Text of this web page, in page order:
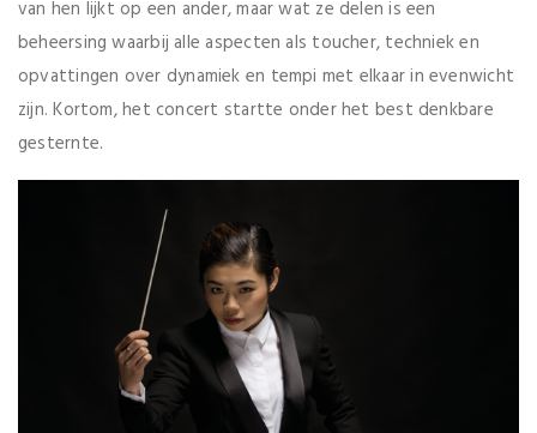
van hen lijkt op een ander, maar wat ze delen is een
beheersing waarbij alle aspecten als toucher, techniek en
opvattingen over dynamiek en tempi met elkaar in evenwicht
zijn. Kortom, het concert startte onder het best denkbare
gesternte.